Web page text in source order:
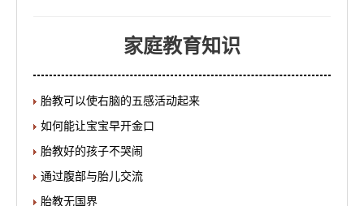
家庭教育知识
胎教可以使右脑的五感活动起来
如何能让宝宝早开金口
胎教好的孩子不哭闹
通过腹部与胎儿交流
胎教无国界